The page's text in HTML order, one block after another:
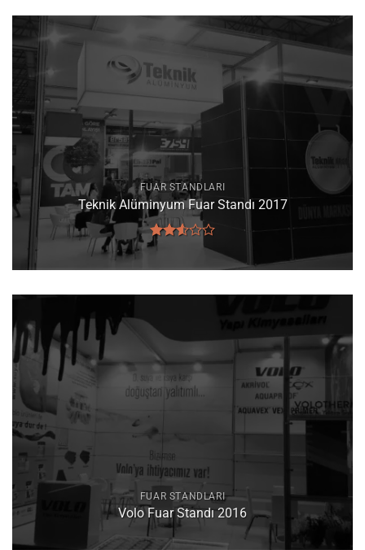
FUAR STANDLARI
Teknik Alüminyum Fuar Standı 2017
5
FUAR STANDLARI
Volo Fuar Standı 2016